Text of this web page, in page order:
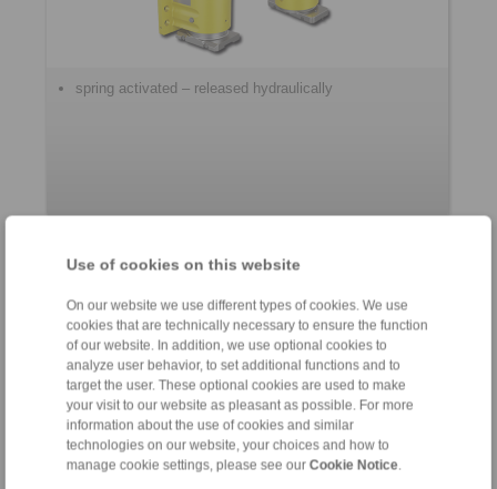
Use of cookies on this website
On our website we use different types of cookies. We use
cookies that are technically necessary to ensure the function
of our website. In addition, we use optional cookies to
analyze user behavior, to set additional functions and to
target the user. These optional cookies are used to make
your visit to our website as pleasant as possible. For more
information about the use of cookies and similar
technologies on our website, your choices and how to
manage cookie settings, please see our Cookie Notice
spring activated – released hydraulically
Ohjausjärjestelmä